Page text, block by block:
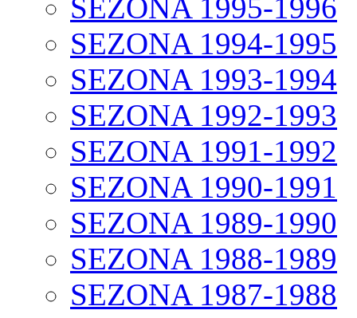
SEZONA 1995-1996
SEZONA 1994-1995
SEZONA 1993-1994
SEZONA 1992-1993
SEZONA 1991-1992
SEZONA 1990-1991
SEZONA 1989-1990
SEZONA 1988-1989
SEZONA 1987-1988